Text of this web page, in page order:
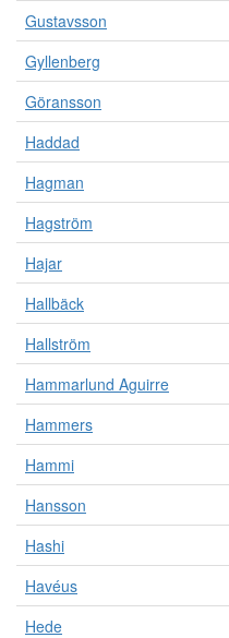
Gustavsson
Gyllenberg
Göransson
Haddad
Hagman
Hagström
Hajar
Hallbäck
Hallström
Hammarlund Aguirre
Hammers
Hammi
Hansson
Hashi
Havéus
Hede